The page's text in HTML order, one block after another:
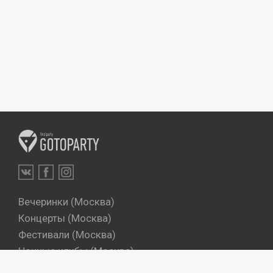
Вечеринки (Москва)
Концерты (Москва)
Фестивали (Москва)
Ночные клубы (Москва)